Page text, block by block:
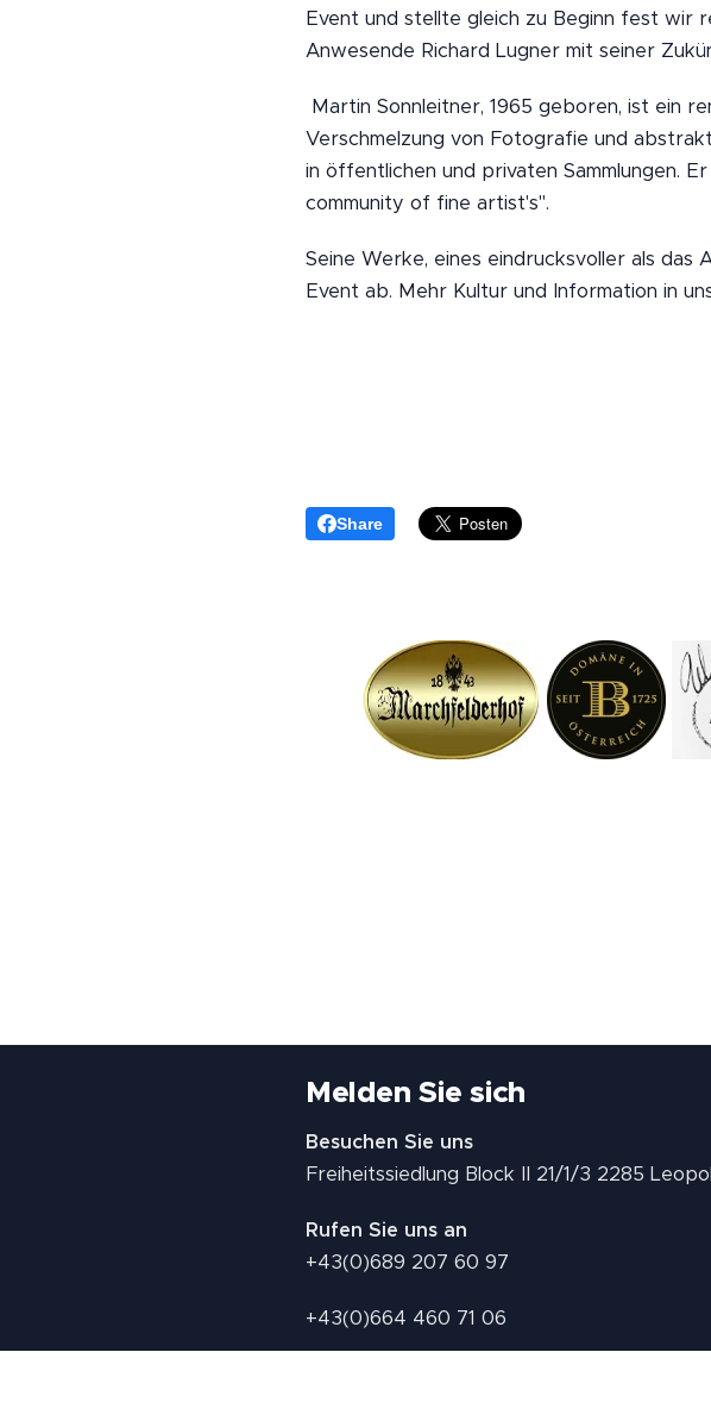
Event und stellte gleich zu Beginn fest wir
Anwesende Richard Lugner mit seiner
Martin Sonnleitner, 1965 geboren, ist ein
Verschmelzung von Fotografie und
in öffentlichen und privaten Sammlungen.
community of fine artist's".
Seine Werke, eines eindrucksvoller als
Event ab. Mehr Kultur und Information in
Share
Melden Sie sich
Besuchen Sie uns
Freiheitssiedlung Block II 21/1/3 2285
Rufen Sie uns an
+43(0)689 207 60 97
+43(0)664 460 71 06